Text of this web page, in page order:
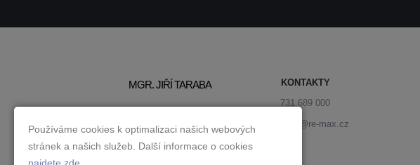
MGR. JIŘÍ TARABA KONTAKTY
731 689 000
jiri.taraba@re-max.cz
Používáme cookies k optimalizaci našich webových
stránek a našich služeb. Další informace o cookies